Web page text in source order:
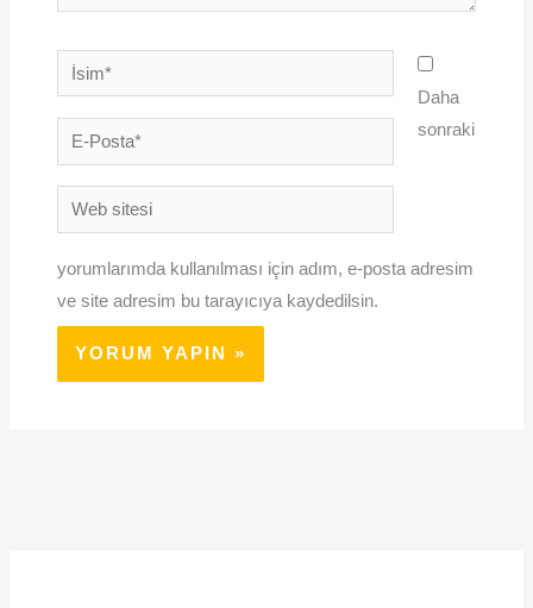
İsim*
E-
Posta*
Web
sitesi
Daha
sonraki
yorumlarımda kullanılması için adım, e-posta adresim
ve site adresim bu tarayıcıya kaydedilsin.